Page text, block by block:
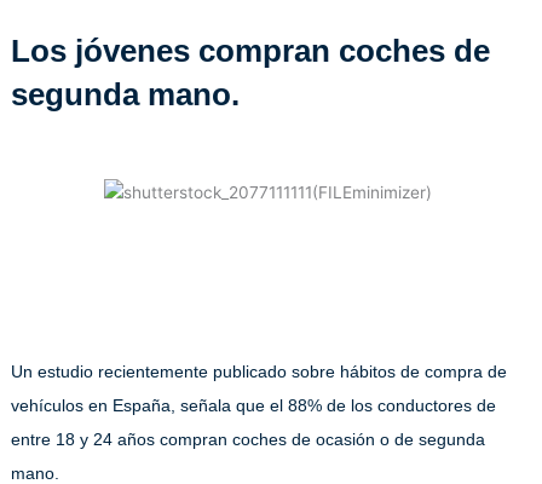
Los jóvenes compran coches de
segunda mano.
Un estudio recientemente publicado sobre hábitos de compra de
vehículos en España, señala que el 88% de los conductores de
entre 18 y 24 años compran coches de ocasión o de segunda
mano.